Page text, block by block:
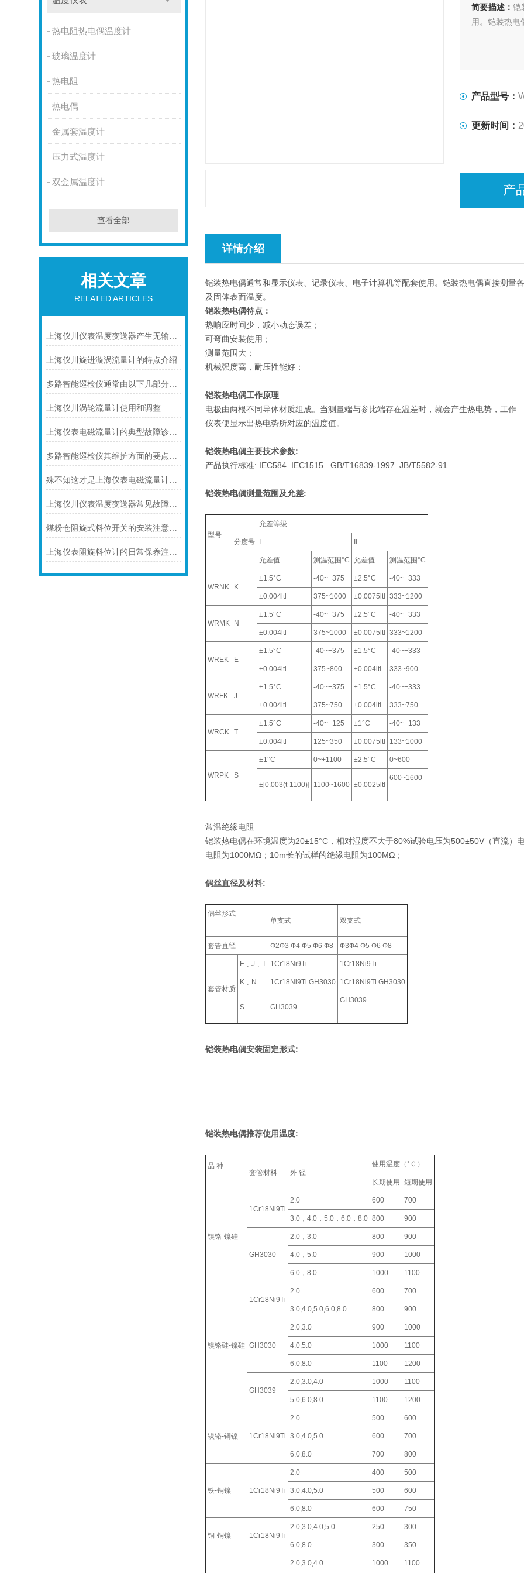
热电阻热电偶温度计
玻璃温度计
热电阻
热电偶
金属套温度计
压力式温度计
双金属温度计
查看全部
相关文章
RELATED ARTICLES
上海仪川仪表温度变送器产生无输出的原因及解决方法
上海仪川旋进漩涡流量计的特点介绍
多路智能巡检仪通常由以下几部分组成
上海仪川涡轮流量计使用和调整
上海仪表电磁流量计的典型故障诊断及处理方法
多路智能巡检仪其维护方面的要点是什么？
殊不知这才是上海仪表电磁流量计的功能所在
上海仪川仪表温度变送器常见故障及解决方法
煤粉仓阻旋式料位开关的安装注意事项
上海仪表阻旋料位计的日常保养注意事项如下
简要描述： 铠
用。铠装热
产品型号：
更新时间：
产
详情介绍
铠装热电偶通常和显示仪表、记录仪表、电子计算机等配套使用。铠装热电偶直接测量
及固体表面温度。
铠装热电偶特点：
热响应时间少，减小动态误差；
可弯曲安装使用；
测量范围大；
机械强度高，耐压性能好；
铠装热电偶工作原理
电极由两根不同导体材质组成。当测量端与参比端存在温差时，就会产生热电势，工作
仪表便显示出热电势所对应的温度值。
铠装热电偶主要技术参数:
产品执行标准: IEC584 IEC1515 GB/T16839-1997 JB/T5582-91
铠装热电偶测量范围及允差:
型号
分度号
允差等级
允差值 测温范围°C 允差值 测温范围°C
WRNK K
±1.5°C -40~+375 ±2.5°C -40~+333
±0.004ltl 375~1000 ±0.0075ltl 333~1200
WRMK N
±1.5°C -40~+375 ±2.5°C -40~+333
±0.004ltl 375~1000 ±0.0075ltl 333~1200
WREK E
±1.5°C -40~+375 ±1.5°C -40~+333
±0.004ltl 375~800 ±0.004ltl 333~900
WRFK J
±1.5°C -40~+375 ±1.5°C -40~+333
±0.004ltl 375~750 ±0.004ltl 333~750
WRCK T
±1.5°C -40~+125 ±1°C -40~+133
±0.004ltl 125~350 ±0.0075ltl 133~1000
WRPK S
±1°C 0~+1100 ±2.5°C 0~600
±[0.003(t-1100)] 1100~1600 ±0.0025ltl
600~1600
常温绝缘电阻
铠装热电偶在环境温度为20±15°C，相对湿度不大于80%试验电压为500±50V（直流
电阻为1000MΩ；10m长的试样的绝缘电阻为100MΩ；
偶丝直径及材料:
偶丝形式
单支式
双支式
套管直径 Ф2Ф3 Ф4 Ф5 Ф6 Ф8 Ф3Ф4 Ф5 Ф6 Ф8
套管材质
E﹑J﹑T 1Cr18Ni9Ti 1Cr18Ni9Ti
K﹑N 1Cr18Ni9Ti GH3030 1Cr18Ni9Ti GH3030
S GH3039
GH3039
铠装热电偶安装固定形式:
铠装热电偶推荐使用温度:
品 种
套管材料
外 径
使用温度（°Ｃ）
长期使用 短期使用
镍铬-镍硅
1Cr18Ni9Ti
2.0 600 700
3.0，4.0，5.0，6.0，8.0 800 900
GH3030
2.0，3.0 800 900
4.0，5.0 900 1000
6.0，8.0 1000 1100
镍铬硅-镍硅
1Cr18Ni9Ti
2.0 600 700
3.0,4.0,5.0,6.0,8.0 800 900
GH3030
2.0,3.0 900 1000
4.0,5.0 1000 1100
6.0,8.0 1100 1200
GH3039
2.0,3.0,4.0 1000 1100
5.0,6.0,8.0 1100 1200
镍铬-铜镍 1Cr18Ni9Ti
2.0 500 600
3.0,4.0,5.0 600 700
6.0,8.0 700 800
铁-铜镍 1Cr18Ni9Ti
2.0 400 500
3.0,4.0,5.0 500 600
6.0,8.0 600 750
铜-铜镍 1Cr18Ni9Ti
2.0,3.0,4.0,5.0 250 300
6.0,8.0 300 350
2.0,3.0,4.0 1000 1100